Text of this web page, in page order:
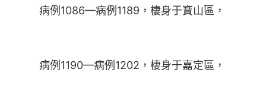
病例1086—病例1189，棲身于寶山區，
病例1190—病例1202，棲身于嘉定區，